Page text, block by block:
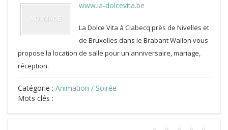
www.la-dolcevita.be
La Dolce Vita à Clabecq près de Nivelles et
de Bruxelles dans le Brabant Wallon vous
propose la location de salle pour un anniversaire, mariage,
réception.
Catégorie : Animation / Soirée
Mots clés :